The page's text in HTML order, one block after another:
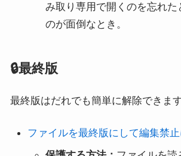
み取り専用で開くのを忘れた
のが面倒なとき。
🔒最終版
最終版はだれでも簡単に解除できます
ファイルを最終版にして編集禁